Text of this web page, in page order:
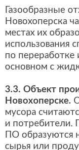
Газообразные
Новохоперска
местах их
использования
по переработке
основном с
3.3. Объект
Новохоперске.
мусора
и
ПО образуются
сырья или